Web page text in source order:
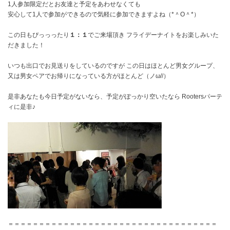
1人参加限定だとお友達と予定をあわせなくても
安心して1人で参加ができるので気軽に参加できますよね（*＾O＾*）
この日もぴっっったり １：１でご来場頂き フライデーナイトをお楽しみいた
だきました！
いつも出口でお見送りをしているのですが この日はほとんど男女グループ、
又は男女ペアでお帰りになっている方がほとんど（ノω//）
是非あなたも今日予定がないなら、予定がぽっかり空いたなら Rootersパーテ
ィに是非♪
＝＝＝＝＝＝＝＝＝＝＝＝＝＝＝＝＝＝＝＝＝＝＝＝＝＝＝＝＝＝＝＝＝＝